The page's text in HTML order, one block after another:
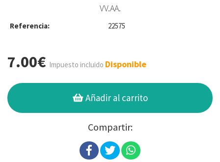
VV.AA.
Referencia: 22575
7.00€ Impuesto incluido Disponible
Añadir al carrito
Compartir: